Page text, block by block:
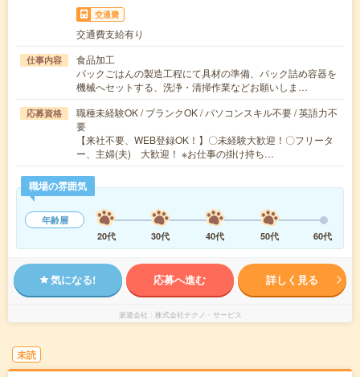
交通費
交通費支給有り
仕事内容
食品加工
パックごはんの製造工程にて具材の準備、パック詰め容器を
機械へセットする、洗浄・清掃作業などお願いしま…
応募資格
職種未経験OK / ブランクOK / パソコンスキル不要 / 英語力不
要
【来社不要、WEB登録OK！】〇未経験大歓迎！〇フリータ
ー、主婦(夫) 大歓迎！ ※お仕事の掛け持ち…
職場の雰囲気
年齢層
20代
30代 40代 50代 60代
気になる! 応募へ進む 詳しく見る
派遣会社 株式会社テクノ・サービス
未読